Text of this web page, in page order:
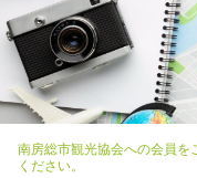
南房総市観光協会への会員を
ください。